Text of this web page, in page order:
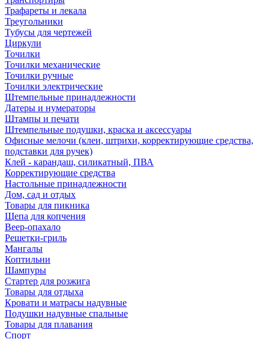
Трафареты и лекала
Треугольники
Тубусы для чертежей
Циркули
Точилки
Точилки механические
Точилки ручные
Точилки электрические
Штемпельные принадлежности
Датеры и нумераторы
Штампы и печати
Штемпельные подушки, краска и аксессуары
Офисные мелочи (клеи, штрихи, корректирующие средства,
подставки для ручек)
Клей - карандаш, силикатный, ПВА
Корректирующие средства
Настольные принадлежности
Дом, сад и отдых
Товары для пикника
Щепа для копчения
Веер-опахало
Решетки-гриль
Мангалы
Коптильни
Шампуры
Стартер для розжига
Товары для отдыха
Кровати и матрасы надувные
Подушки надувные спальные
Товары для плавания
Спорт